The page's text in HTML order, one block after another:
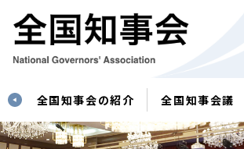
全国知事会の紹介 全国知事会議